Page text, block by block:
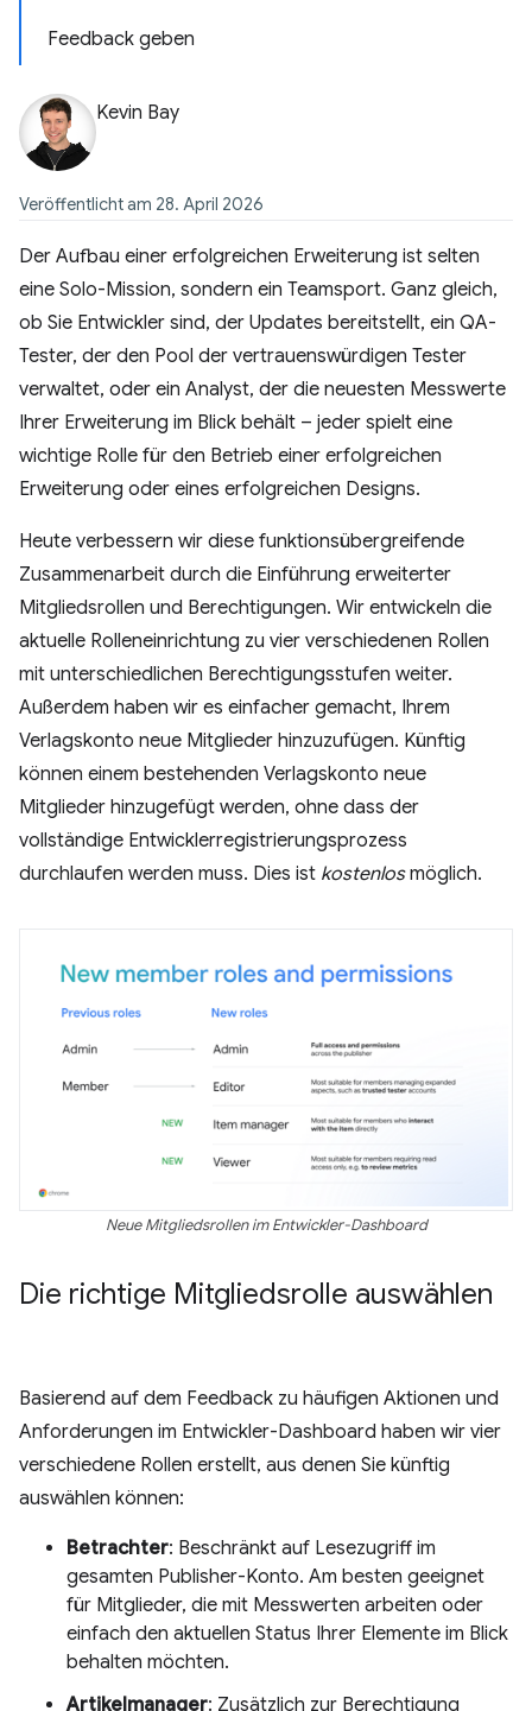
Feedback geben
Kevin Bay
Veröffentlicht am 28. April 2026
Der Aufbau einer erfolgreichen Erweiterung ist selten
eine Solo-Mission, sondern ein Teamsport. Ganz gleich,
ob Sie Entwickler sind, der Updates bereitstellt, ein QA-
Tester, der den Pool der vertrauenswürdigen Tester
verwaltet, oder ein Analyst, der die neuesten Messwerte
Ihrer Erweiterung im Blick behält – jeder spielt eine
wichtige Rolle für den Betrieb einer erfolgreichen
Erweiterung oder eines erfolgreichen Designs.
Heute verbessern wir diese funktionsübergreifende
Zusammenarbeit durch die Einführung erweiterter
Mitgliedsrollen und Berechtigungen. Wir entwickeln die
aktuelle Rolleneinrichtung zu vier verschiedenen Rollen
mit unterschiedlichen Berechtigungsstufen weiter.
Außerdem haben wir es einfacher gemacht, Ihrem
Verlagskonto neue Mitglieder hinzuzufügen. Künftig
können einem bestehenden Verlagskonto neue
Mitglieder hinzugefügt werden, ohne dass der
vollständige Entwicklerregistrierungsprozess
durchlaufen werden muss. Dies ist kostenlosmöglich.
Neue Mitgliedsrollen im Entwickler-Dashboard
Die richtige Mitgliedsrolle auswählen
Basierend auf dem Feedback zu häufigen Aktionen und
Anforderungen im Entwickler-Dashboard haben wir vier
verschiedene Rollen erstellt, aus denen Sie künftig
auswählen können:
Betrachter: Beschränkt auf Lesezugriff im
gesamten Publisher-Konto. Am besten geeignet
für Mitglieder, die mit Messwerten arbeiten oder
einfach den aktuellen Status Ihrer Elemente im Blick
behalten möchten.
Artikelmanager: Zusätzlich zur Berechtigung